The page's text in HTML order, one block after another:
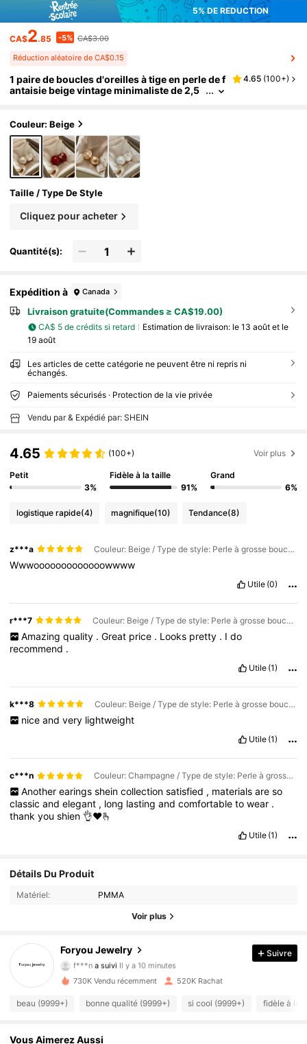
5% DE RÉDUCTION
CA$2.85 -5% CA$3.00
Réduction aléatoire de CA$0.15
1 paire de boucles d'oreilles à tige en perle de f
antaisie beige vintage minimaliste de 2,5
me convenant aux femmes, aux fêtes, à l'usag
e quotidien et aux festivals
4.65 (100+)
Couleur: Beige
Taille / Type De Style
Cliquez pour acheter
Quantité(s):
Expédition à Canada
Livraison gratuite(Commandes ≥ CA$19.00)
CA$ 5 de crédits si retard Estimation de livraison: le 13 août et le
19 août
Les articles de cette catégorie ne peuvent être ni repris ni
échangés.
Paiements sécurisés · Protection de la vie privée
Vendu par & Expédié par: SHEIN
4.65 (100+) Voir plus
Petit
3%
Fidèle à la taille
91%
Grand
6%
logistique rapide(4) magnifique(10) Tendance(8)
z***a Couleur: Beige / Type de style: Perle à grosse bouche / Taille: Taille Unique
Wwwooooooooooooowwww
Utile (0)
r***7 Couleur: Beige / Type de style: Perle à grosse bouche / Taille: Taille Unique
Amazing quality . Great price . Looks pretty . I do
recommend .
Utile (1)
k***8 Couleur: Beige / Type de style: Perle à grosse bouche / Taille: Taille Unique
nice and very lightweight
Utile (1)
c***n Couleur: Champagne / Type de style: Perle à grosse bouche / Taille: Taille Unique
Another earings shein collection satisfied , materials are so
classicandelegant , long lastingandcomfortabletowear .
thankyoushien 👌♥️🫰
Utile (1)
Détails Du Produit
Matériel: PMMA
Voir plus
Foryou Jewelry
f***n a suivi Il y a 10 minutes
4.92
29K Suiveurs
Suivre
730K Vendu récemment 520K Rachat
beau (9999+) bonne qualité (9999+) si cool (9999+) fidèle à la
Vous Aimerez Aussi